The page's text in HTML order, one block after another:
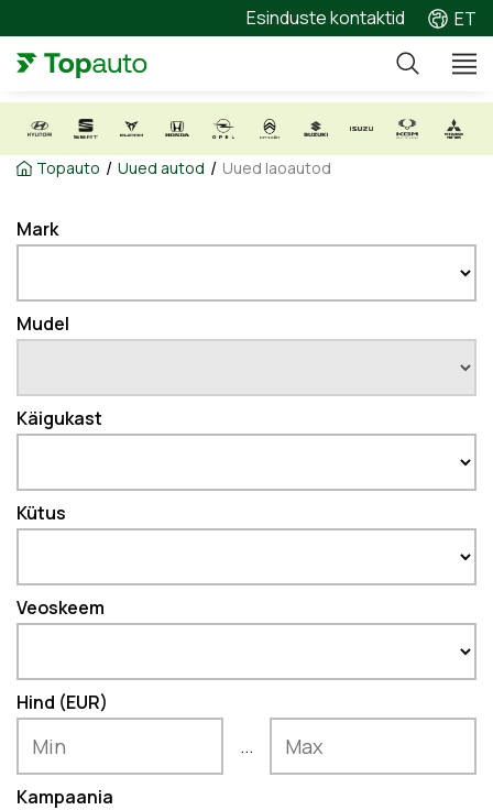
Esinduste kontaktid ET
Topauto / Uued autod / Uued laoautod
Mark
Mudel
Käigukast
Kütus
Veoskeem
Hind (EUR)
...
Kampaania